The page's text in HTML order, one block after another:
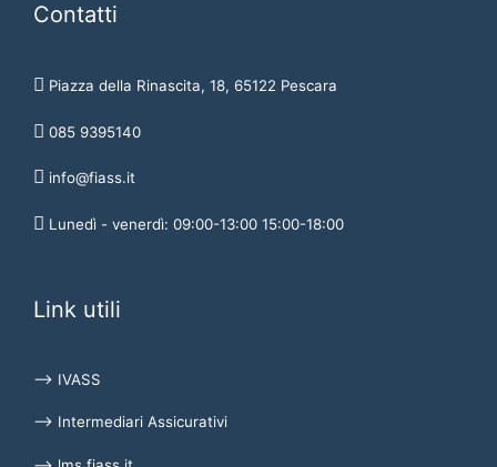
Contatti
Piazza della Rinascita, 18, 65122 Pescara
085 9395140
info@fiass.it
Lunedì - venerdì: 09:00-13:00 15:00-18:00
Link utili
⟶ IVASS
⟶ Intermediari Assicurativi